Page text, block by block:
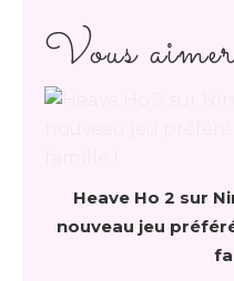
Vous
Heave Ho 2 sur
nouveau jeu